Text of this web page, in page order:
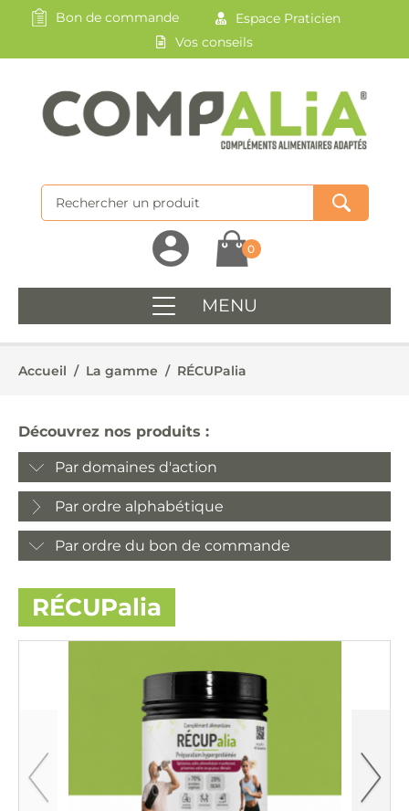
Bon de commande
Espace Praticien
Vos conseils
0
MENU
Accueil / La gamme / RÉCUPalia
Découvrez nos produits :
Par domaines d'action
Par ordre alphabétique
Par ordre du bon de commande
RÉCUPalia